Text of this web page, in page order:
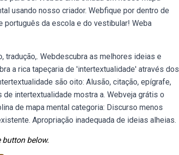
usando nosso criador. Webfique por dentro de
português da escola e do vestibular! Weba
tradução,. Webdescubra as melhores ideias e
a rica tapeçaria de 'intertextualidade' através dos
são oito: Alusão, citação, epígrafe,
intertextualidade mostra a. Webveja grátis o
de mapa mental categoria: Discurso menos
Apropriação inadequada de ideias alheias.
below.